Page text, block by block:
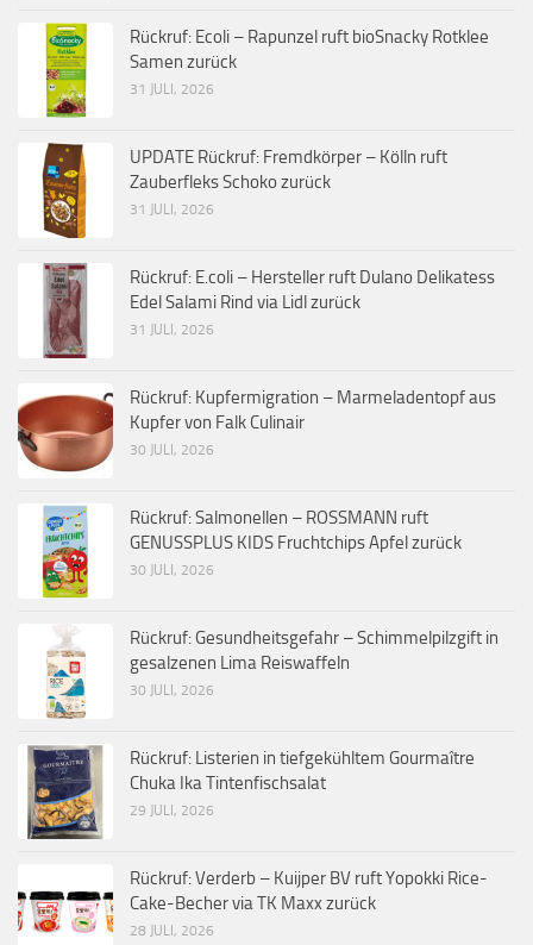
Rückruf: Ecoli – Rapunzel ruft bioSnacky Rotklee
Samen zurück
31 JULI, 2026
UPDATE Rückruf: Fremdkörper – Kölln ruft
Zauberfleks Schoko zurück
31 JULI, 2026
Rückruf: E.coli – Hersteller ruft Dulano Delikatess
Edel Salami Rind via Lidl zurück
31 JULI, 2026
Rückruf: Kupfermigration – Marmeladentopf aus
Kupfer von Falk Culinair
30 JULI, 2026
Rückruf: Salmonellen – ROSSMANN ruft
GENUSSPLUS KIDS Fruchtchips Apfel zurück
30 JULI, 2026
Rückruf: Gesundheitsgefahr – Schimmelpilzgift in
gesalzenen Lima Reiswaffeln
30 JULI, 2026
Rückruf: Listerien in tiefgekühltem Gourmaître
Chuka Ika Tintenfischsalat
29 JULI, 2026
Rückruf: Verderb – Kuijper BV ruft Yopokki Rice-
Cake-Becher via TK Maxx zurück
28 JULI, 2026